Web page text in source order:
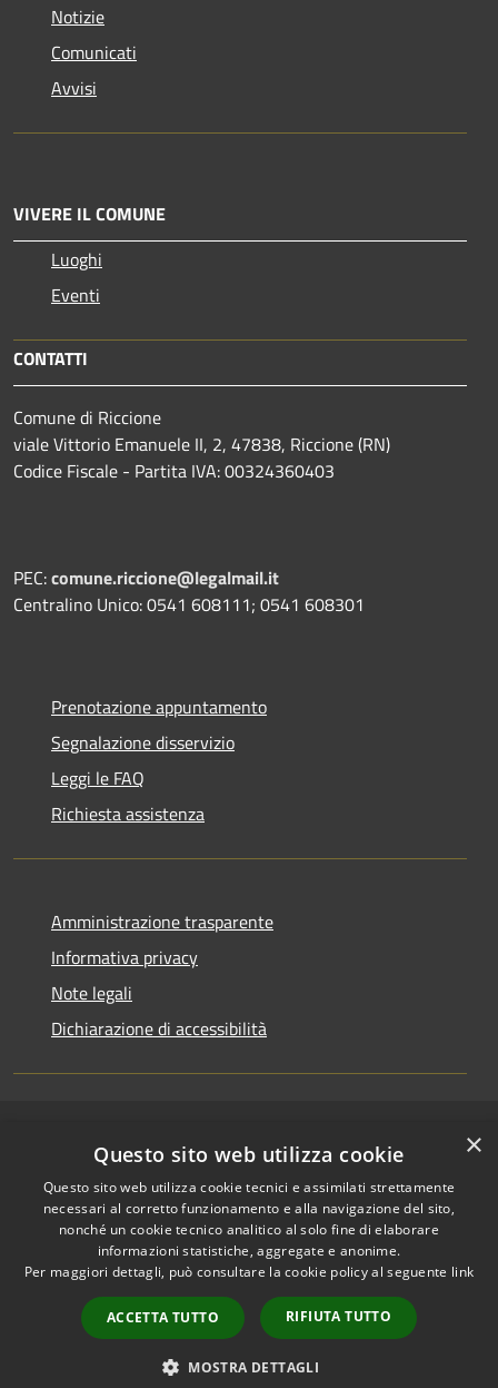
Notizie
Comunicati
Avvisi
VIVERE IL COMUNE
Luoghi
Eventi
CONTATTI
Comune di Riccione
viale Vittorio Emanuele II, 2, 47838, Riccione (RN)
Codice Fiscale - Partita IVA: 00324360403
PEC:comune.riccione@legalmail.it
Centralino Unico: 0541 608111; 0541 608301
Prenotazione appuntamento
Segnalazione disservizio
Leggi le FAQ
Richiesta assistenza
Amministrazione trasparente
Informativa privacy
Note legali
Dichiarazione di accessibilità
Accessibilità
Privacy
Cookie
Mappa del sito
Area riservata
amministratori comunali
Portale Dipendente
Comunicazioni Dirigenti
Copyright © 2026 • Comune di
Riccione • Powered by
Municipium•Accesso
redazione
×
Questo sito web utilizza cookie
Questo sito web utilizza cookie tecnici e assimilati strettamente
necessari al corretto funzionamento e alla navigazione del sito,
nonché un cookie tecnico analitico al solo fine di elaborare
informazioni statistiche, aggregate e anonime.
Per maggiori dettagli, può consultare la cookie policy al seguente link
ACCETTA TUTTO RIFIUTA TUTTO
MOSTRA DETTAGLI